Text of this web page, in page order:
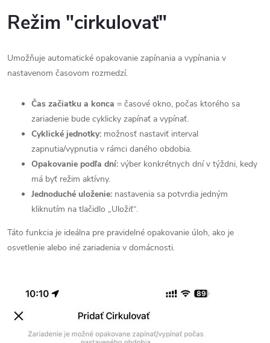
Režim "cirkulovať"
Umožňuje automatické opakovanie zapínania a vypínania v
nastavenom časovom rozmedzí.
Čas začiatku a konca = časové okno, počas ktorého sa
zariadenie bude cyklicky zapínať a vypínať.
Cyklické jednotky: možnosť nastaviť interval
zapnutia/vypnutia v rámci daného obdobia.
Opakovanie podľa dní: výber konkrétnych dní v týždni, kedy
má byť režim aktívny.
Jednoduché uloženie: nastavenia sa potvrdia jedným
kliknutím na tlačidlo „Uložiť“.
Táto funkcia je ideálna pre pravidelné opakovanie úloh, ako je
osvetlenie alebo iné zariadenia v domácnosti.